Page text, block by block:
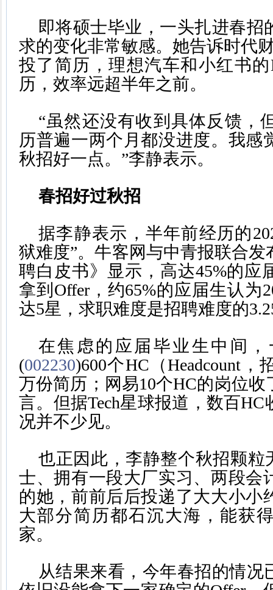
即将硕士毕业，一头扎进春招
求的变化非常敏感。她告诉时代
投了简历，理想汽车和小红书
历，效率远超半年之前。
“虽然还没有收到具体反馈，
历普遍一两个月都没进度。我感
秋招好一点。”李静表示。
春招好过秋招
据李静表示，半年前经历的
狱难度”。牛客网与中青报联合发
聘白皮书》显示，高达45%的应
拿到Offer，约65%的应届生认为
达5星，求职难度是招聘难度的
在焦虑的应届毕业生中间
(002230)600个HC（Headcount
万份简历；网易10个HC的岗位收
言。但据Tech星球报道，数百
况并不少见。
也正因此，李静整个秋招颗粒
士、拥有一段大厂实习、两段会
的她，前前后后投递了大大小小
大部分简历都石沉大海，能获
家。
从结果来看，今年春招的情况